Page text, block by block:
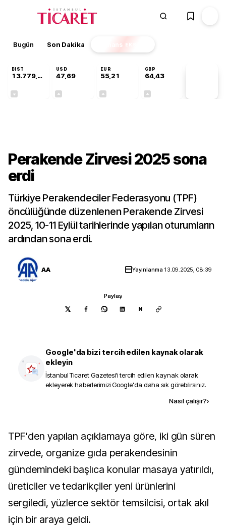
Bugün Son Dakika Finans EKSTRA
BIST
13.779,39
USD
47,69
EUR
55,21
GBP
64,43
Perakende Zirvesi 2025 sona
erdi
Türkiye Perakendeciler Federasyonu (TPF)
öncülüğünde düzenlenen Perakende Zirvesi
2025, 10-11 Eylül tarihlerinde yapılan oturumların
ardından sona erdi.
AA Yayınlanma 13.09.2025, 08:39
Paylaş
N
Google'da bizi tercih edilen kaynak olarak
ekleyin
İstanbul Ticaret Gazetesi'i tercih edilen kaynak olarak
ekleyerek haberlerimizi Google'da daha sık görebilirsiniz.
Nasıl çalışır?›
TPF'den yapılan açıklamaya göre, iki gün süren
zirvede, organize gıda perakendesinin
gündemindeki başlıca konular masaya yatırıldı,
üreticiler ve tedarikçiler yeni ürünlerini
sergiledi, yüzlerce sektör temsilcisi, ortak akıl
için bir araya geldi.